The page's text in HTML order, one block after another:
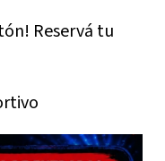
Reservá tu